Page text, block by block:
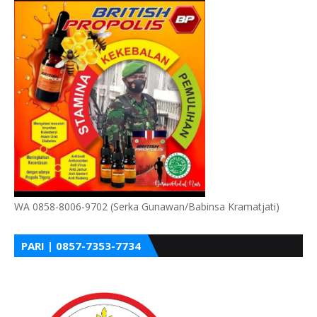
WA 0858-8006-9702 (Serka Gunawan/Babinsa Kramatjati)
PARI | 0857-7353-7734